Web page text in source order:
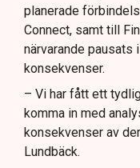
planerade
Connect, samt till
närvarande pausats
konsekvenser.
– Vi har fått ett
komma in med
konsekvenser av
Lundbäck.